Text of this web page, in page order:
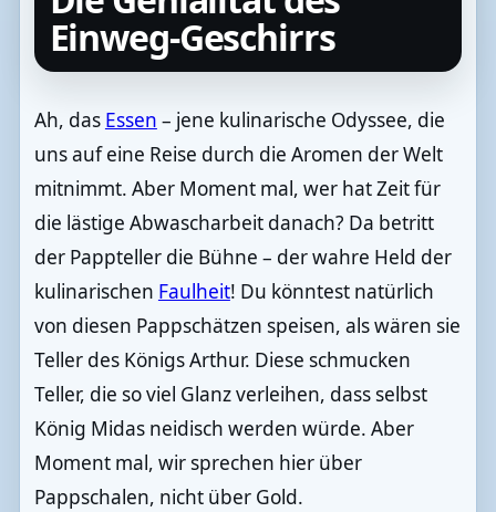
Einweg-Geschirrs
Ah, das Essen – jene kulinarische Odyssee, die
uns auf eine Reise durch die Aromen der Welt
mitnimmt. Aber Moment mal, wer hat Zeit für
die lästige Abwascharbeit danach? Da betritt
der Pappteller die Bühne – der wahre Held der
kulinarischen Faulheit! Du könntest natürlich
von diesen Pappschätzen speisen, als wären sie
Teller des Königs Arthur. Diese schmucken
Teller, die so viel Glanz verleihen, dass selbst
König Midas neidisch werden würde. Aber
Moment mal, wir sprechen hier über
Pappschalen, nicht über Gold.